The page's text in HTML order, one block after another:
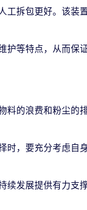
拆包更好。该装
等特点，从而保
的浪费和粉尘的
，要充分考虑自
发展提供有力支